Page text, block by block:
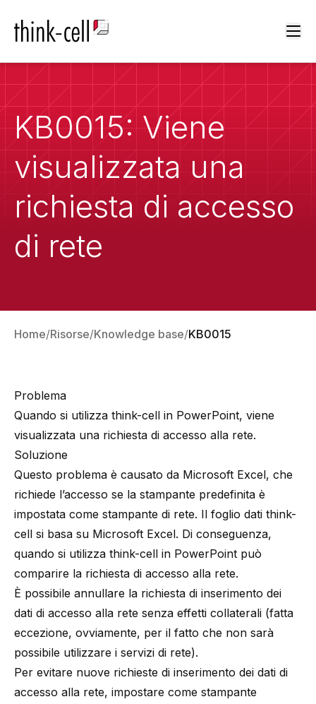
KB0015: Viene
visualizzata una
richiesta di accesso
di rete
Home Risorse Knowledge base KB0015
Problema
Quando si utilizza think-cell in PowerPoint, viene
visualizzata una richiesta di accesso alla rete.
Soluzione
Questo problema è causato da Microsoft Excel, che
richiede l’accesso se la stampante predefinita è
impostata come stampante di rete. Il foglio dati think-
cell si basa su Microsoft Excel. Di conseguenza,
quando si utilizza think-cell in PowerPoint può
comparire la richiesta di accesso alla rete.
È possibile annullare la richiesta di inserimento dei
dati di accesso alla rete senza effetti collaterali (fatta
eccezione, ovviamente, per il fatto che non sarà
possibile utilizzare i servizi di rete).
Per evitare nuove richieste di inserimento dei dati di
accesso alla rete, impostare come stampante